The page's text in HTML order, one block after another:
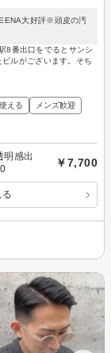
大好評※頭皮の汚
8番出口をでるとサンシ
ルがございます。そち
える メンズ歓迎
明感出
￥7,700